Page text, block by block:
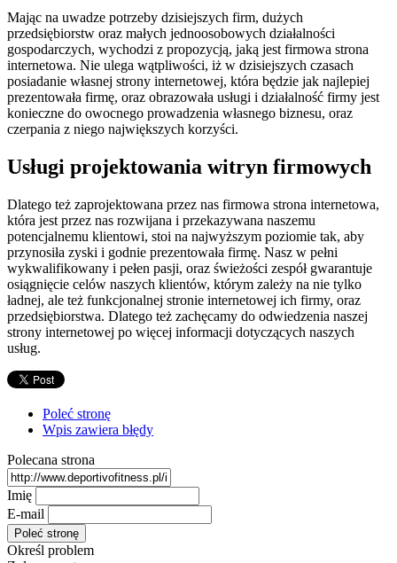
Mając na uwadze potrzeby dzisiejszych firm, dużych
przedsiębiorstw oraz małych jednoosobowych działalności
gospodarczych, wychodzi z propozycją, jaką jest firmowa strona
internetowa. Nie ulega wątpliwości, iż w dzisiejszych czasach
posiadanie własnej strony internetowej, która będzie jak najlepiej
prezentowała firmę, oraz obrazowała usługi i działalność firmy jest
konieczne do owocnego prowadzenia własnego biznesu, oraz
czerpania z niego największych korzyści.
Usługi projektowania witryn firmowych
Dlatego też zaprojektowana przez nas firmowa strona internetowa,
która jest przez nas rozwijana i przekazywana naszemu
potencjalnemu klientowi, stoi na najwyższym poziomie tak, aby
przynosiła zyski i godnie prezentowała firmę. Nasz w pełni
wykwalifikowany i pełen pasji, oraz świeżości zespół gwarantuje
osiągnięcie celów naszych klientów, którym zależy na nie tylko
ładnej, ale też funkcjonalnej stronie internetowej ich firmy, oraz
przedsiębiorstwa. Dlatego też zachęcamy do odwiedzenia naszej
strony internetowej po więcej informacji dotyczących naszych
usług.
Poleć stronę
Wpis zawiera błędy
Polecana strona
Imię
E-mail
Określ problem